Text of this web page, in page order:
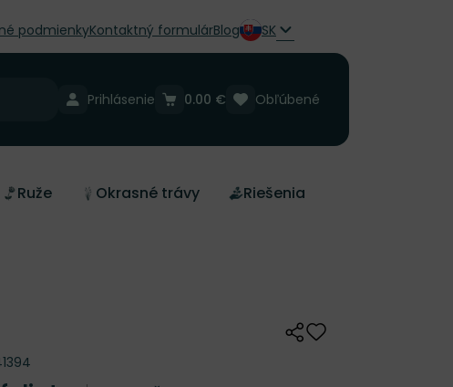
podmienkyKontaktný formulárBlog SK
Prihlásenie Obľúbené
0.00 €
Ruže Okrasné trávy
Riešenia
ZdieľaťOdober do